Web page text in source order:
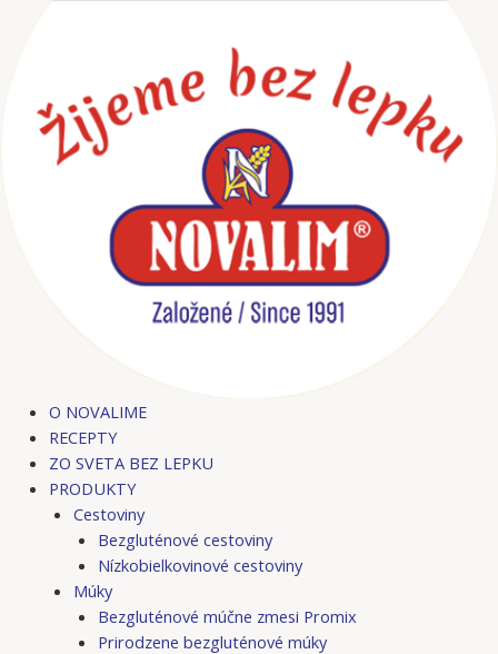
O NOVALIME
RECEPTY
ZO SVETA BEZ LEPKU
PRODUKTY
Cestoviny
Bezgluténové cestoviny
Nízkobielkovinové cestoviny
Múky
Bezgluténové múčne zmesi Promix
Prirodzene bezgluténové múky